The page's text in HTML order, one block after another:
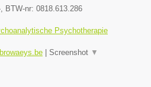
, BTW-nr: 0818.613.286
Psychotherapie
Screenshot ▼